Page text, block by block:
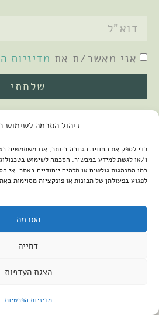
ניהול הסכמה לשימוש
כדי לספק את החוויה הטובה ביותר, אנו משתמשים
ו/או לגשת למידע במכשיר. הסכמה לשימוש
כמו התנהגות גולשים או מזהים ייחודיים באתר. אי
לפגוע בפעולתן של תכונות או פונקציות מסוימות
הסכמה
דחייה
הצגת העדפות
מדיניות הפרטיות
אני מאשר/ת את מדיניות
שלחתי
2026 © כל הזכויות שמורות למיכל שמיר
הצהרת נגישות